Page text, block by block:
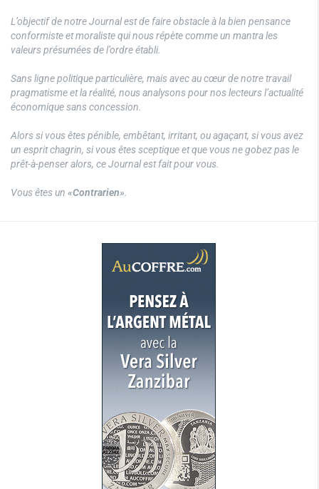
L’objectif de notre Journal est de faire obstacle à la bien pensance
conformiste et moraliste qui nous répète comme un mantra les
valeurs présumées de l’ordre établi.
Sans ligne politique particulière, mais avec au cœur de notre travail
pragmatisme et la réalité, nous analysons pour nos lecteurs l’actualité
économique sans concession.
Alors si vous êtes pénible, embêtant, irritant, ou agaçant, si vous avez
un esprit chagrin, si vous êtes sceptique et que vous ne gobez pas le
prêt-à-penser alors, ce Journal est fait pour vous.
Vous êtes un «Contrarien».